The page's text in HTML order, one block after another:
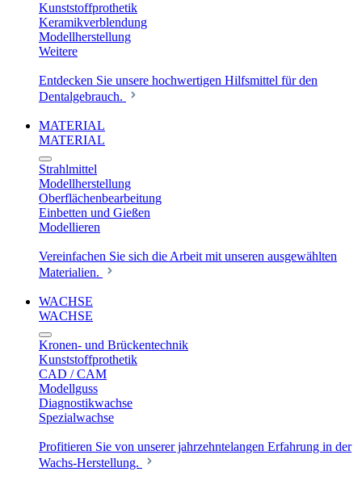
Kunststoffprothetik
Keramikverblendung
Modellherstellung
Weitere
Entdecken Sie unsere hochwertigen Hilfsmittel für den
Dentalgebrauch.
MATERIAL
MATERIAL
Strahlmittel
Modellherstellung
Oberflächenbearbeitung
Einbetten und Gießen
Modellieren
Vereinfachen Sie sich die Arbeit mit unseren ausgewählten
Materialien.
WACHSE
WACHSE
Kronen- und Brückentechnik
Kunststoffprothetik
CAD / CAM
Modellguss
Diagnostikwachse
Spezialwachse
Profitieren Sie von unserer jahrzehntelangen Erfahrung in der
Wachs-Herstellung.